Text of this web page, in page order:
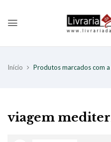
Início Produtos marcados com
viagem